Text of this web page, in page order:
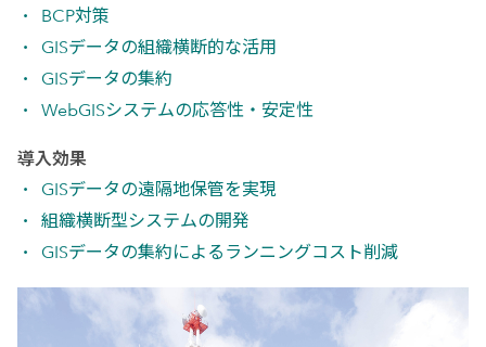
BCP対策
GISデータの組織横断的な活用
GISデータの集約
WebGISシステムの応答性・安定性
導入効果
GISデータの遠隔地保管を実現
組織横断型システムの開発
GISデータの集約によるランニングコスト削減